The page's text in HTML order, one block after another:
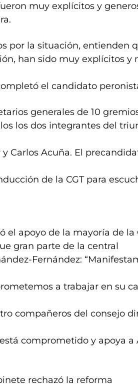
muy explícitos y
por la situación, entienden
han sido muy explícitos y
el candidato
generales de 10
los dos integrantes del
Carlos Acuña. El
de la CGT para
el apoyo de la mayoría de la
gran parte de la central
Fernández:
a trabajar en su
compañeros del consejo
comprometido y apoya a
rechazó la reforma